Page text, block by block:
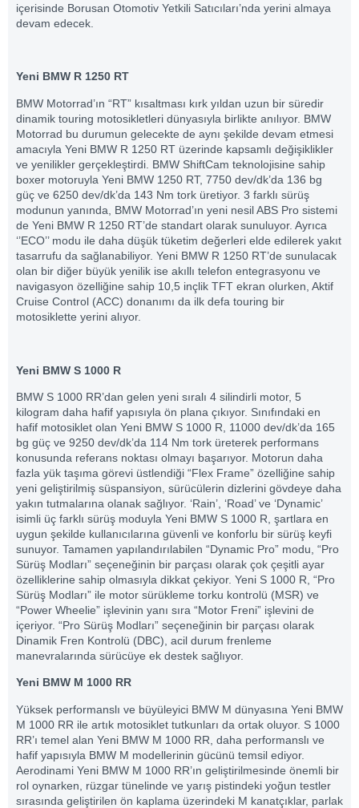
içerisinde Borusan Otomotiv Yetkili Satıcıları’nda yerini almaya
devam edecek.
Yeni BMW R 1250 RT
BMW Motorrad’ın “RT” kısaltması kırk yıldan uzun bir süredir
dinamik touring motosikletleri dünyasıyla birlikte anılıyor. BMW
Motorrad bu durumun gelecekte de aynı şekilde devam etmesi
amacıyla Yeni BMW R 1250 RT üzerinde kapsamlı değişiklikler
ve yenilikler gerçekleştirdi. BMW ShiftCam teknolojisine sahip
boxer motoruyla Yeni BMW 1250 RT, 7750 dev/dk’da 136 bg
güç ve 6250 dev/dk’da 143 Nm tork üretiyor. 3 farklı sürüş
modunun yanında, BMW Motorrad’ın yeni nesil ABS Pro sistemi
de Yeni BMW R 1250 RT’de standart olarak sunuluyor. Ayrıca
‘’ECO’’ modu ile daha düşük tüketim değerleri elde edilerek yakıt
tasarrufu da sağlanabiliyor. Yeni BMW R 1250 RT’de sunulacak
olan bir diğer büyük yenilik ise akıllı telefon entegrasyonu ve
navigasyon özelliğine sahip 10,5 inçlik TFT ekran olurken, Aktif
Cruise Control (ACC) donanımı da ilk defa touring bir
motosiklette yerini alıyor.
Yeni BMW S 1000 R
BMW S 1000 RR’dan gelen yeni sıralı 4 silindirli motor, 5
kilogram daha hafif yapısıyla ön plana çıkıyor. Sınıfındaki en
hafif motosiklet olan Yeni BMW S 1000 R, 11000 dev/dk’da 165
bg güç ve 9250 dev/dk’da 114 Nm tork üreterek performans
konusunda referans noktası olmayı başarıyor. Motorun daha
fazla yük taşıma görevi üstlendiği “Flex Frame” özelliğine sahip
yeni geliştirilmiş süspansiyon, sürücülerin dizlerini gövdeye daha
yakın tutmalarına olanak sağlıyor. ‘Rain’, ‘Road’ ve ‘Dynamic’
isimli üç farklı sürüş moduyla Yeni BMW S 1000 R, şartlara en
uygun şekilde kullanıcılarına güvenli ve konforlu bir sürüş keyfi
sunuyor. Tamamen yapılandırılabilen “Dynamic Pro” modu, “Pro
Sürüş Modları” seçeneğinin bir parçası olarak çok çeşitli ayar
özelliklerine sahip olmasıyla dikkat çekiyor. Yeni S 1000 R, “Pro
Sürüş Modları” ile motor sürükleme torku kontrolü (MSR) ve
“Power Wheelie” işlevinin yanı sıra “Motor Freni” işlevini de
içeriyor. “Pro Sürüş Modları” seçeneğinin bir parçası olarak
Dinamik Fren Kontrolü (DBC), acil durum frenleme
manevralarında sürücüye ek destek sağlıyor.
Yeni BMW M 1000 RR
Yüksek performanslı ve büyüleyici BMW M dünyasına Yeni BMW
M 1000 RR ile artık motosiklet tutkunları da ortak oluyor. S 1000
RR’ı temel alan Yeni BMW M 1000 RR, daha performanslı ve
hafif yapısıyla BMW M modellerinin gücünü temsil ediyor.
Aerodinami Yeni BMW M 1000 RR’ın geliştirilmesinde önemli bir
rol oynarken, rüzgar tünelinde ve yarış pistindeki yoğun testler
sırasında geliştirilen ön kaplama üzerindeki M kanatçıklar, parlak